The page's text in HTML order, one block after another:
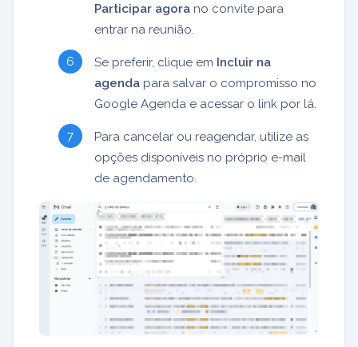
Participar agora no convite para
entrar na reunião.
Se preferir, clique em Incluir na
agenda para salvar o compromisso no
Google Agenda e acessar o link por lá.
Para cancelar ou reagendar, utilize as
opções disponíveis no próprio e-mail
de agendamento.